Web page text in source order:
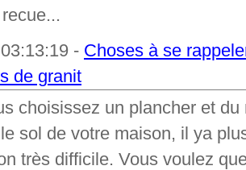
- Choses à se
de granit
choisissez un plancher et
sol de votre maison, il ya
très difficile. Vous voulez